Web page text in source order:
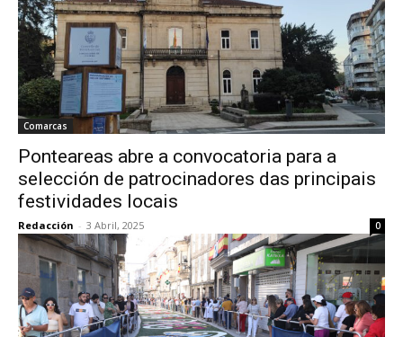
Comarcas
Ponteareas abre a convocatoria para a
selección de patrocinadores das principais
festividades locais
Redacción - 3 Abril, 2025 0